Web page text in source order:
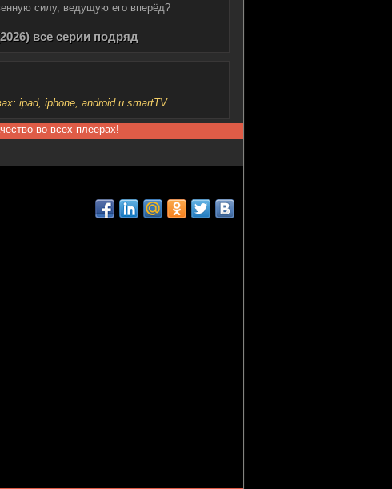
силу, ведущую его вперёд?
все серии подряд
ipad, iphone, android и smartTV.
во всех плеерах!